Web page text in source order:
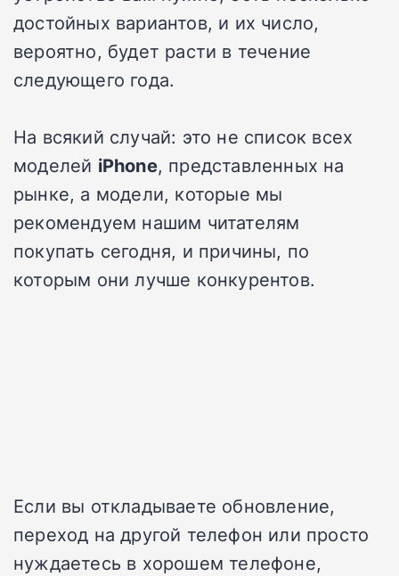
достойных вариантов, и их число,
вероятно, будет расти в течение
следующего года.
На всякий случай: это не список всех
моделей iPhone, представленных на
рынке, а модели, которые мы
рекомендуем нашим читателям
покупать сегодня, и причины, по
которым они лучше конкурентов.
Если вы откладываете обновление,
переход на другой телефон или просто
нуждаетесь в хорошем телефоне,